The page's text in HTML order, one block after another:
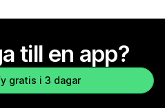
till en app?
gratis i 3 dagar